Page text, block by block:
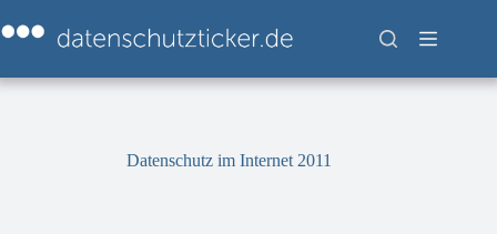
Inhalt
springen
Datenschutz im Internet 2011